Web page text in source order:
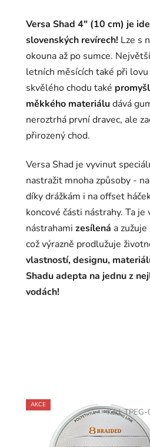
Versa Shad 4" (10 cm) je
slovenských revírech! Lze s
okouna až po sumce.
letních měsících také při
skvělého chodu také
měkkého materiáludává
neroztrhá první dravec, ale
přirozený chod.
Versa Shad je vyvinut
nastražit mnoha způsoby -
díky drážkám i na offset
koncové části nástrahy. Ta
nástrahami zesílená a
což výrazně prodlužuje
vlastností, designu,
Shadu adepta na jednu z
vodách!
AKCE
Kód: